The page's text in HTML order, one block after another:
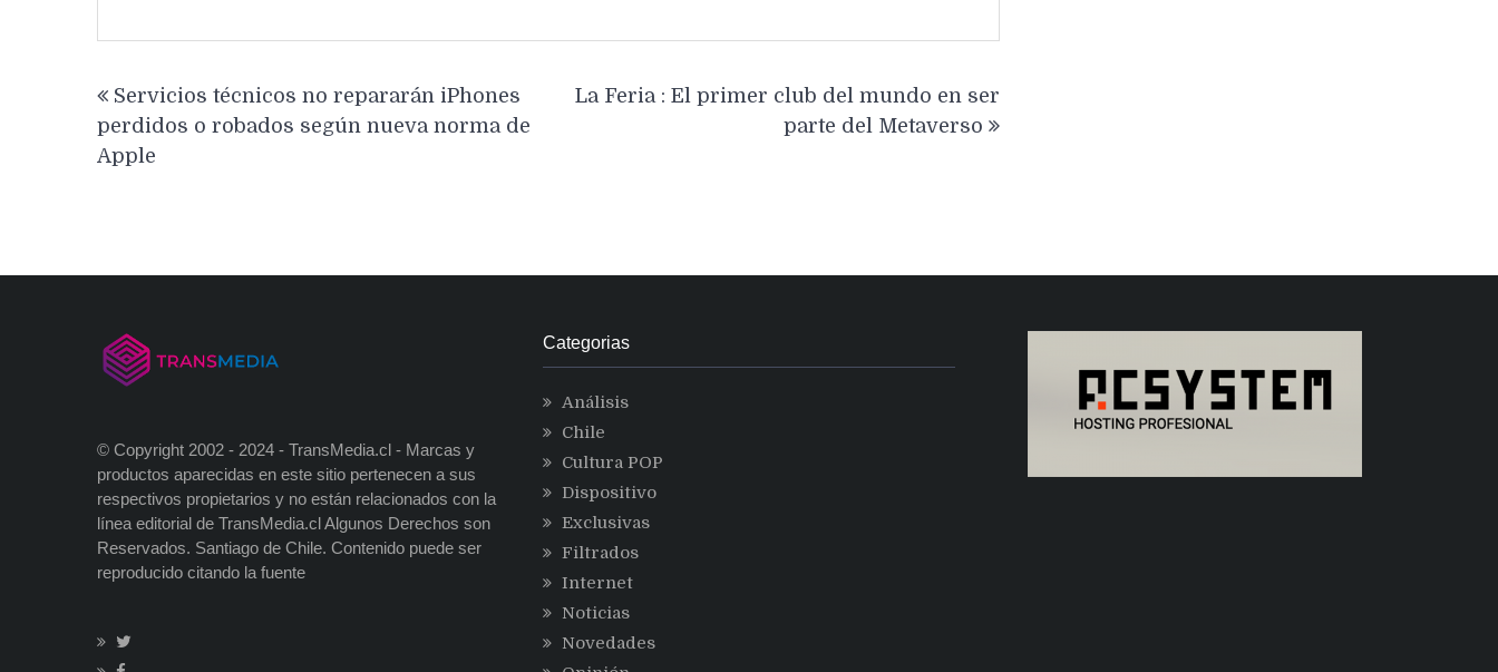
entradas
Servicios técnicos no repararán iPhones
perdidos o robados según nueva norma de
Apple
La Feria : El primer club del mundo en ser
parte del Metaverso
© Copyright 2002 - 2024 - TransMedia.cl - Marcas y
productos aparecidas en este sitio pertenecen a sus
respectivos propietarios y no están relacionados con la
línea editorial de TransMedia.cl Algunos Derechos son
Reservados. Santiago de Chile. Contenido puede ser
reproducido citando la fuente
Categorias
Análisis
Chile
Cultura POP
Dispositivo
Exclusivas
Filtrados
Internet
Noticias
Novedades